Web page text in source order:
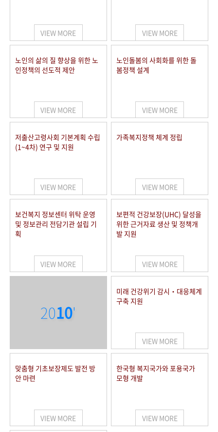
VIEW MORE VIEW MORE
노인의 삶의 질 향상을 위한 노
인정책의 선도적 제안
VIEW MORE
노인돌봄의 사회화를 위한 돌
봄정책 설계
VIEW MORE
저출산고령사회 기본계획 수립
(1~4차) 연구 및 지원
VIEW MORE
가족복지정책 체계 정립
VIEW MORE
보건복지 정보센터 위탁 운영
및 정보관리 전담기관 설립 기
획
VIEW MORE
보편적 건강보장(UHC) 달성을
위한 근거자료 생산 및 정책개
발 지원
VIEW MORE
2010'
미래 건강위기 감시‧대응체계
구축 지원
VIEW MORE
맞춤형 기초보장제도 발전 방
안 마련
VIEW MORE
한국형 복지국가와 포용국가
모형 개발
VIEW MORE